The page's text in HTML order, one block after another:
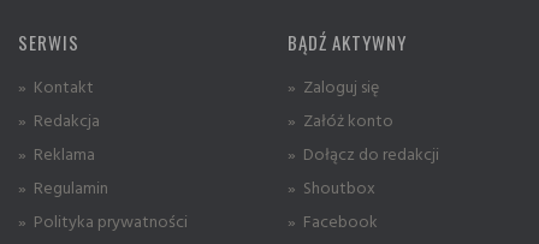
SERWIS
» Kontakt
» Redakcja
» Reklama
» Regulamin
» Polityka prywatności
BĄDŹ AKTYWNY
» Zaloguj się
» Załóż konto
» Dołącz do redakcji
» Shoutbox
» Facebook